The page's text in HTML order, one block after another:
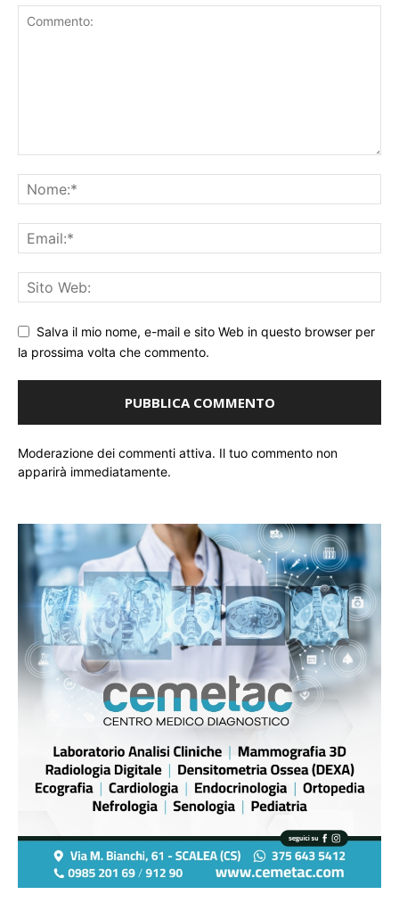
Salva il mio nome, e-mail e sito Web in questo browser per
la prossima volta che commento.
Moderazione dei commenti attiva. Il tuo commento non
apparirà immediatamente.